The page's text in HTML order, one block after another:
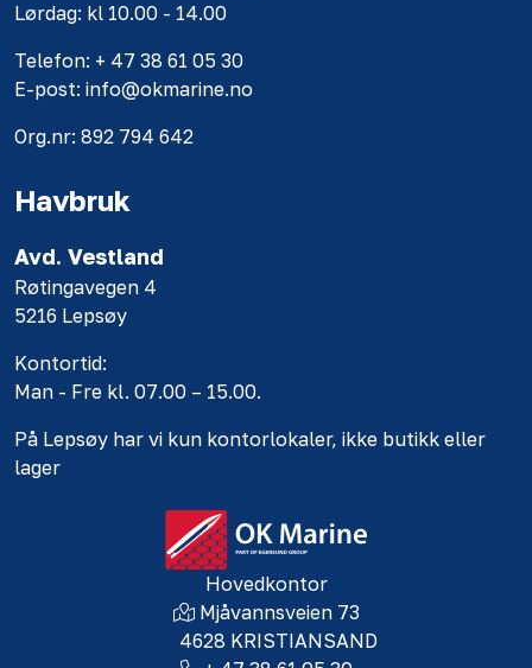
Lørdag: kl 10.00 - 14.00
Telefon: + 47 38 61 05 30
E-post: info@okmarine.no
Org.nr: 892 794 642
Havbruk
Avd. Vestland
Røtingavegen 4
5216 Lepsøy
Kontortid:
Man - Fre kl. 07.00 – 15.00.
På Lepsøy har vi kun kontorlokaler, ikke butikk eller
lager
Hovedkontor
Mjåvannsveien 73
4628 KRISTIANSAND